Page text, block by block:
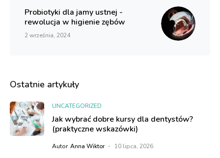
Probiotyki dla jamy ustnej -
rewolucja w higienie zębów
2 września, 2024
Ostatnie artykuły
UNCATEGORIZED
Jak wybrać dobre kursy dla dentystów?
(praktyczne wskazówki)
Autor Anna Wiktor 10 lipca, 2026